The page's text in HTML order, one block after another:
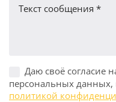
Даю своё согласие
персональных данных,
политикой